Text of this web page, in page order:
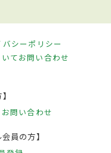
バシーポリシー
てお問い合わせ
お問い合わせ
員の方】